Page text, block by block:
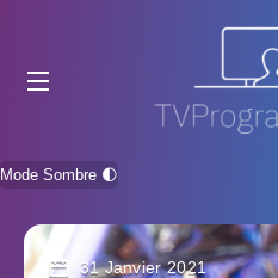
Mode Sombre 🌓
31 Janvier 2021